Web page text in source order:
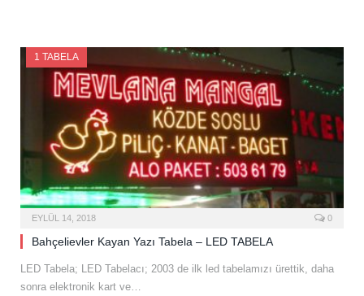
1 TABELA
EYLÜL 14, 2018 0
Bahçelievler Kayan Yazı Tabela – LED TABELA
LED Tabela; LED Tabelacı; 2003 de ilk led tabelamızı ürettik, daha
sonra elektronik kart ve…